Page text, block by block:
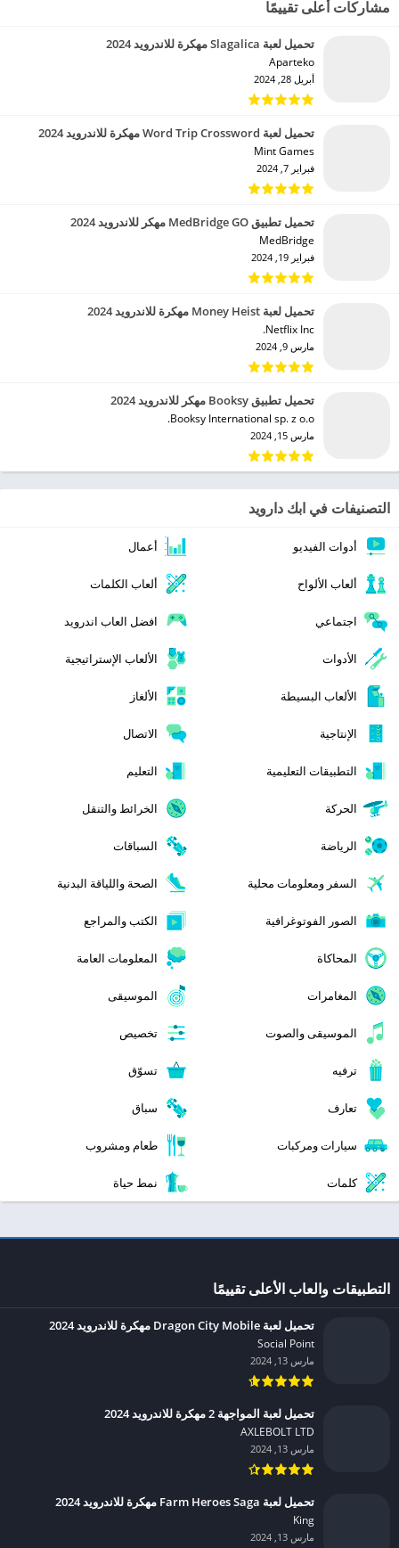
مشاركات أعلى تقييمًا
تحميل لعبة Slagalica مهكرة للاندرويد 2024
Aparteko‏
أبريل 28, 2024
تحميل لعبة Word Trip Crossword مهكرة للاندرويد 2024
Mint Games‏
فبراير 7, 2024
تحميل تطبيق MedBridge GO مهكر للاندرويد 2024
MedBridge‏
فبراير 19, 2024
تحميل لعبة Money Heist مهكرة للاندرويد 2024
Netflix Inc.‏
مارس 9, 2024
تحميل تطبيق Booksy مهكر للاندرويد 2024
Booksy International sp. z o.o.‏
مارس 15, 2024
التصنيفات في ابك دارويد
أدوات الفيديو أعمال
ألعاب الألواح ألعاب الكلمات
اجتماعي افضل العاب اندرويد
الأدوات الألعاب الإستراتيجية
الألعاب البسيطة الألغاز
الإنتاجية الاتصال
التطبيقات التعليمية التعليم
الحركة الخرائط والتنقل
الرياضة السباقات
السفر ومعلومات محلية الصحة واللياقة البدنية
الصور الفوتوغرافية الكتب والمراجع
المحاكاة المعلومات العامة
المغامرات الموسيقى
الموسيقى والصوت تخصيص
ترفيه تسوّق
تعارف سباق
سيارات ومركبات طعام ومشروب
كلمات نمط حياة
التطبيقات والعاب الأعلى تقييمًا
تحميل لعبة Dragon City Mobile مهكرة للاندرويد 2024
Social Point‏
مارس 13, 2024
تحميل لعبة المواجهة 2 مهكرة للاندرويد 2024
AXLEBOLT LTD‏
مارس 13, 2024
تحميل لعبة Farm Heroes Saga مهكرة للاندرويد 2024
King‏
مارس 13, 2024